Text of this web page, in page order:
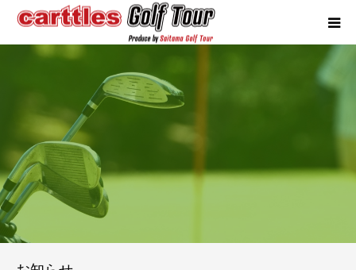
競技概要
年間スケジュール
試合報告